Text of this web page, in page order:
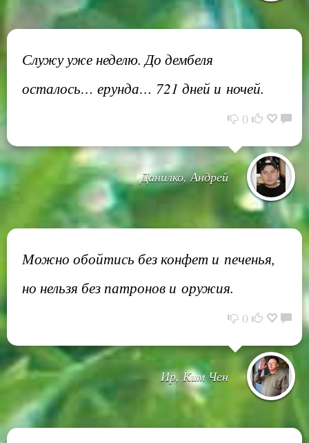
Служу уже неделю. До дембеля
осталось… ерунда… 721 дней и ночей.
0
Данилко, Андрей
Можно обойтись без конфет и печенья,
но нельзя без патронов и оружия.
0
Ир, Ким Чен